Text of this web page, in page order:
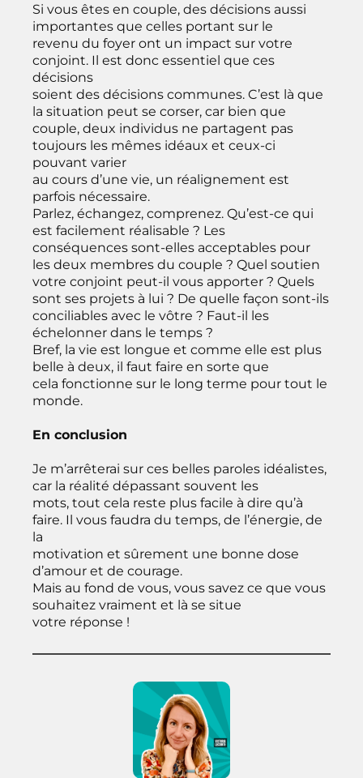
Si vous êtes en couple, des décisions aussi
importantes que celles portant sur le
revenu du foyer ont un impact sur votre
conjoint. Il est donc essentiel que ces
décisions
soient des décisions communes. C’est là que
la situation peut se corser, car bien que
couple, deux individus ne partagent pas
toujours les mêmes idéaux et ceux-ci
pouvant varier
au cours d’une vie, un réalignement est
parfois nécessaire.
Parlez, échangez, comprenez. Qu’est-ce qui
est facilement réalisable ? Les
conséquences sont-elles acceptables pour
les deux membres du couple ? Quel soutien
votre conjoint peut-il vous apporter ? Quels
sont ses projets à lui ? De quelle façon sont-ils
conciliables avec le vôtre ? Faut-il les
échelonner dans le temps ?
Bref, la vie est longue et comme elle est plus
belle à deux, il faut faire en sorte que
cela fonctionne sur le long terme pour tout le
monde.
En conclusion
Je m’arrêterai sur ces belles paroles idéalistes,
car la réalité dépassant souvent les
mots, tout cela reste plus facile à dire qu’à
faire. Il vous faudra du temps, de l’énergie, de
la
motivation et sûrement une bonne dose
d’amour et de courage.
Mais au fond de vous, vous savez ce que vous
souhaitez vraiment et là se situe
votre réponse !